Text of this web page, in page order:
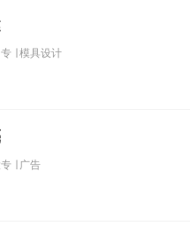
模具设计
广告